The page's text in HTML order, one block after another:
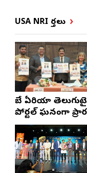
USA NRI వార్తలు
బే ఏరియా
పోర్టల్ ఘనంగా